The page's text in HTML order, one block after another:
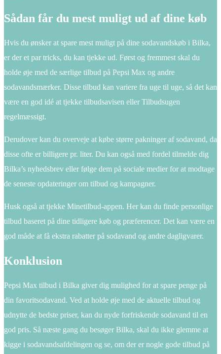
Sådan får du mest muligt ud af dine køb
Hvis du ønsker at spare mest muligt på dine sodavandskøb i Bilka,
er der et par tricks, du kan tjekke ud. Først og fremmest skal du
holde øje med de særlige tilbud på Pepsi Max og andre
sodavandsmærker. Disse tilbud kan variere fra uge til uge, så det kan
være en god idé at tjekke tilbudsavisen eller Tilbudsugen
regelmæssigt.
Derudover kan du overveje at købe større pakninger af sodavand, da
disse ofte er billigere pr. liter. Du kan også med fordel tilmelde dig
Bilka’s nyhedsbrev eller følge dem på sociale medier for at modtage
de seneste opdateringer om tilbud og kampagner.
Husk også at tjekke Minetilbud-appen. Her kan du finde personlige
tilbud baseret på dine tidligere køb og præferencer. Det kan være en
god måde at få ekstra rabatter på sodavand og andre dagligvarer.
Konklusion
Pepsi Max tilbud i Bilka giver dig mulighed for at spare penge på
din favoritsodavand. Ved at holde øje med de aktuelle tilbud og
udnytte de bedste priser, kan du nyde forfriskende sodavand til en
god pris. Så næste gang du besøger Bilka, skal du ikke glemme at
kigge i sodavandsafdelingen og se, om der er nogle gode tilbud på